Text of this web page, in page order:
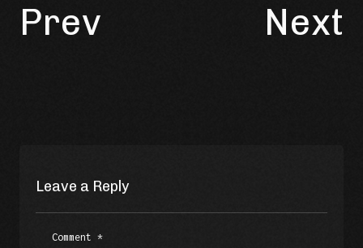
Prev Next
Leave a Reply